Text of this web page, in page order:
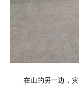
在山的另一边，